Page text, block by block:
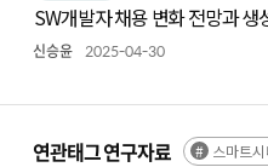
SW개발자 채용 변화 전망과 생
신승윤 2025-04-30
연관태그 연구자료 스마트